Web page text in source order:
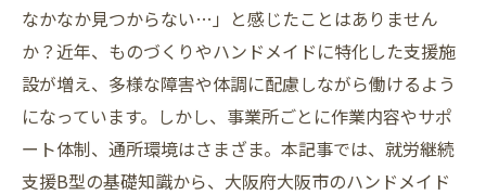
なかなか見つからない…」と感じたことはありません
か？近年、ものづくりやハンドメイドに特化した支援施
設が増え、多様な障害や体調に配慮しながら働けるよう
になっています。しかし、事業所ごとに作業内容やサポ
ート体制、通所環境はさまざま。本記事では、就労継続
支援B型の基礎知識から、大阪府大阪市のハンドメイド